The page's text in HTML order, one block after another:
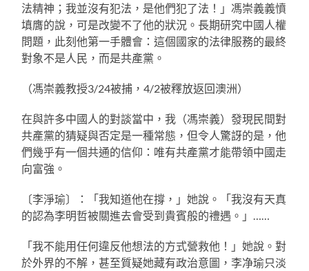
法精神；我並沒有犯法，是他們犯了法！」馮崇義義憤
填膺的說，可是改變不了他的狀況。長期研究中國人權
問題，此刻他第一手體會：這個國家的法律服務的最終
對象不是人民，而是共產黨。
（馮崇義教授3/24被捕，4/2被釋放返回澳洲）
在與許多中國人的對談當中，我（馮崇義）發現民間對
共產黨的猜疑與否定是一種常態，但令人驚訝的是，他
們幾乎有一個共通的信仰：唯有共產黨才能帶領中國走
向富強。
〔李淨瑜〕：「我知道他在撐，」她說。「我沒有天真
的認為李明哲被關進去會受到貴賓般的禮遇。」……
「我不能用任何違反他想法的方式營救他！」她說。對
於外界的不解，甚至質疑她藏有政治意圖，李净瑜只淡